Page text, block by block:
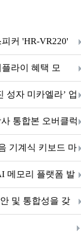
커 'HR-VR220'
라이 혜택 모
성자 미카엘라’ 업
통합본 오버클럭
기계식 키보드 마
메모리 플랫폼 발
및 통합성을 갖